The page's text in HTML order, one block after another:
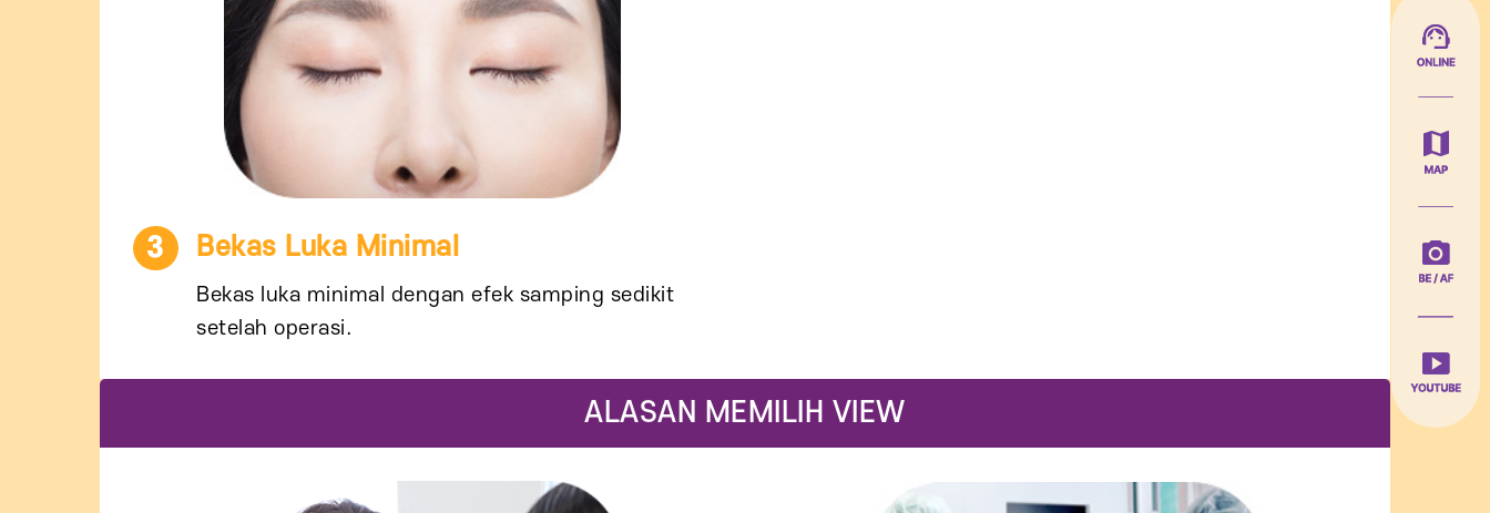
3 Bekas Luka Minimal
Bekas luka minimal dengan efek samping sedikit
setelah operasi.
ALASAN MEMILIH VIEW